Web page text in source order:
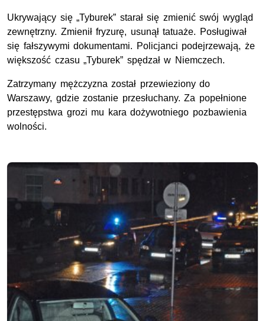
Ukrywający się „Tyburek” starał się zmienić swój wygląd
zewnętrzny. Zmienił fryzurę, usunął tatuaże. Posługiwał
się fałszywymi dokumentami. Policjanci podejrzewają, że
większość czasu „Tyburek” spędzał w Niemczech.
Zatrzymany mężczyzna został przewieziony do
Warszawy, gdzie zostanie przesłuchany. Za popełnione
przestępstwa grozi mu kara dożywotniego pozbawienia
wolności.